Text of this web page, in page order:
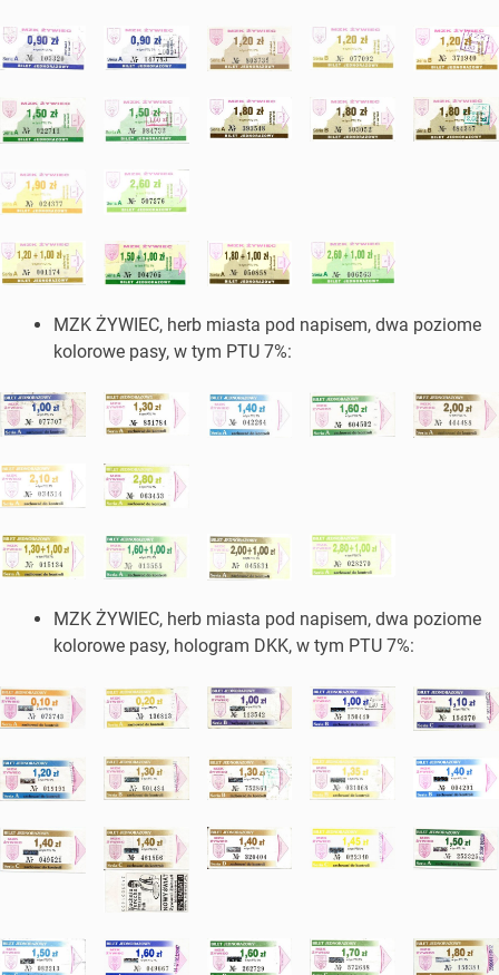
MZK ŻYWIEC, herb miasta pod napisem, dwa poziome
kolorowe pasy, w tym PTU 7%:
MZK ŻYWIEC, herb miasta pod napisem, dwa poziome
kolorowe pasy, hologram DKK, w tym PTU 7%: